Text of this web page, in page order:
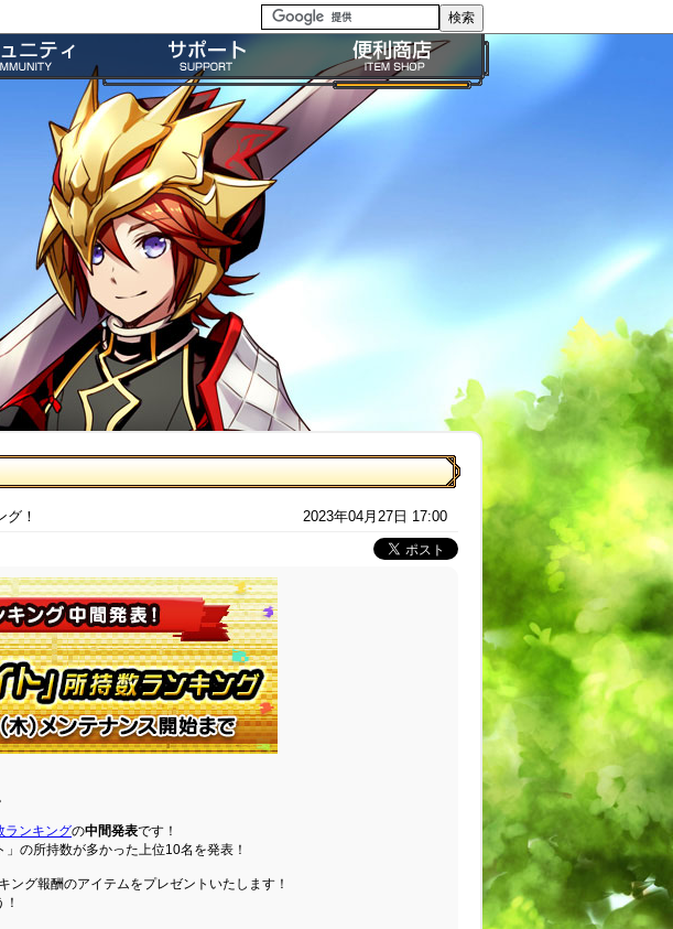
だち募集掲示板
式Twitter
ンキット
ンサイト
ジナル辞書
ランキング
よくある質問・FAQ
お問い合わせ
ガイドライン
利用規約
便利商店ガイド
BP購入ガイド
グ！ 2023年04月27日 17:00
ランキングの中間発表です！
」の所持数が多かった上位10名を発表！
ング報酬のアイテムをプレゼントいたします！